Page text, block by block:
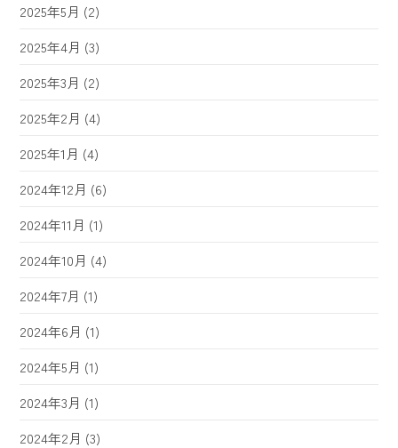
2025年5月 (2)
2025年4月 (3)
2025年3月 (2)
2025年2月 (4)
2025年1月 (4)
2024年12月 (6)
2024年11月 (1)
2024年10月 (4)
2024年7月 (1)
2024年6月 (1)
2024年5月 (1)
2024年3月 (1)
2024年2月 (3)